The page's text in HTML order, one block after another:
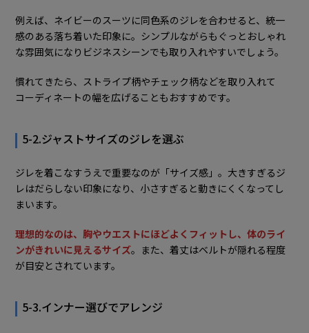
例えば、ネイビーのスーツに同色系のジレを合わせると、統一
感のある落ち着いた印象に。シンプルながらもぐっとおしゃれ
な雰囲気になりビジネスシーンでも取り入れやすいでしょう。
慣れてきたら、ストライプ柄やチェック柄などを取り入れて
コーディネートの幅を広げることもおすすめです。
5-2.ジャストサイズのジレを選ぶ
ジレを着こなすうえで重要なのが「サイズ感」。大きすぎるジ
レはだらしない印象になり、小さすぎると動きにくくなってし
まいます。
理想的なのは、胸やウエストにほどよくフィットし、体のライ
ンがきれいに見えるサイズ。また、着丈はベルトが隠れる程度
が目安とされています。
5-3.インナー選びでアレンジ